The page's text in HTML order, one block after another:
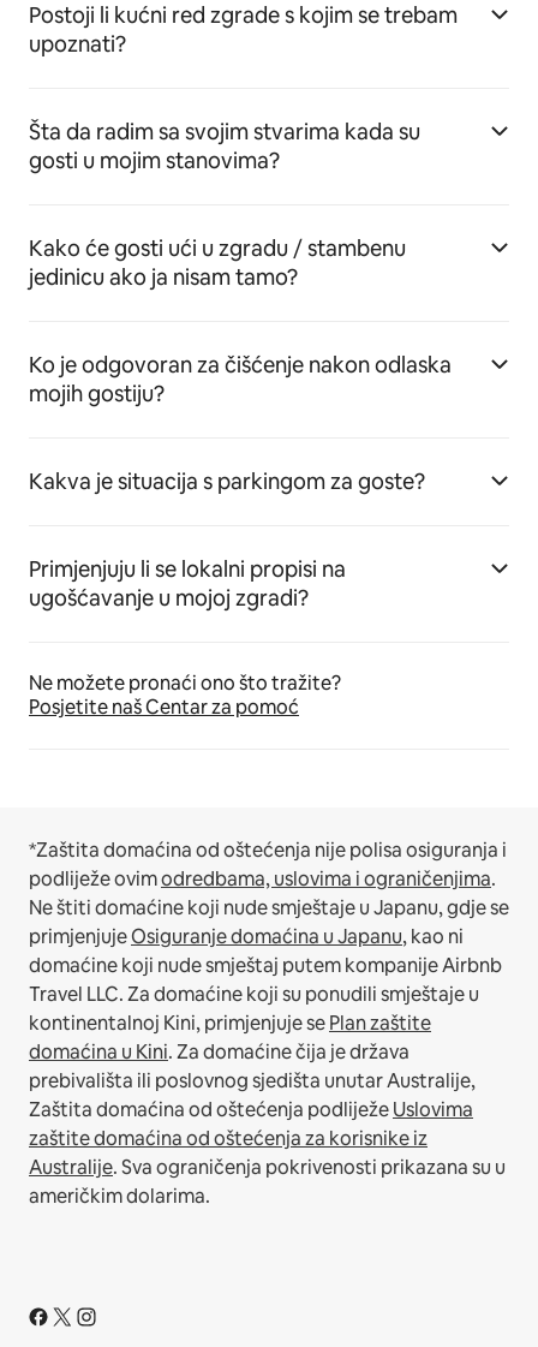
Postoji li kućni red zgrade s kojim se trebam
upoznati?
Šta da radim sa svojim stvarima kada su
gosti u mojim stanovima?
Kako će gosti ući u zgradu / stambenu
jedinicu ako ja nisam tamo?
Ko je odgovoran za čišćenje nakon odlaska
mojih gostiju?
Kakva je situacija s parkingom za goste?
Primjenjuju li se lokalni propisi na
ugošćavanje u mojoj zgradi?
Ne možete pronaći ono što tražite?
Posjetite naš Centar za pomoć
*Zaštita domaćina od oštećenja nije polisa osiguranja i
podliježe ovimodredbama, uslovima i ograničenjima.
Ne štiti domaćine koji nude smještaje u Japanu, gdje se
primjenjujeOsiguranje domaćina u Japanu, kao ni
domaćine koji nude smještaj putem kompanije Airbnb
Travel LLC.Za domaćine koji su ponudili smještaje u
kontinentalnoj Kini, primjenjuje sePlan zaštite
domaćina u Kini.Za domaćine čija je država
prebivališta ili poslovnog sjedišta unutar Australije,
Zaštita domaćina od oštećenja podliježeUslovima
zaštite domaćina od oštećenja za korisnike iz
Australije. Sva ograničenja pokrivenosti prikazana su u
američkim dolarima.